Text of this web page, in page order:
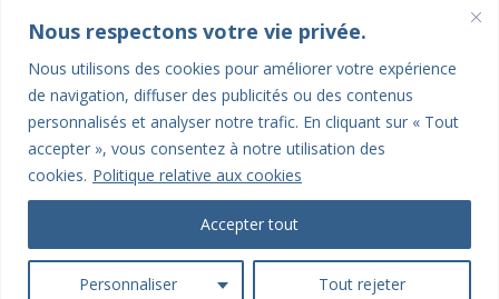
Nous respectons votre vie privée.
Nous utilisons des cookies pour améliorer votre expérience
de navigation, diffuser des publicités ou des contenus
personnalisés et analyser notre trafic. En cliquant sur « Tout
accepter », vous consentez à notre utilisation des
cookies. Politique relative aux cookies
Personnaliser Tout rejeter
Accepter tout
ENVOYER